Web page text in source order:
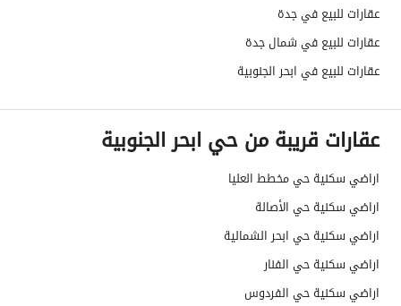
واجهة العقار
حدود واطوال العقار
الضمانات والمدة
-
قنوات الاعلان
منصة مرخصة ،لوحة اعلانية ،منصات
هل يوجد اي التزام على
العقار ؟
مطابقة لكود البناء
السعودي
عقارات للبيع في جدة
عقارات للبيع في شمال جدة
عقارات للبيع في ابحر الجنوبية
عقارات قريبة من حي ابحر الجنوبية
اراضي سكنية حي مخطط العليا
اراضي سكنية حي الأصالة
اراضي سكنية حي ابحر الشمالية
اراضي سكنية حي الفنار
اراضي سكنية حي الفردوس